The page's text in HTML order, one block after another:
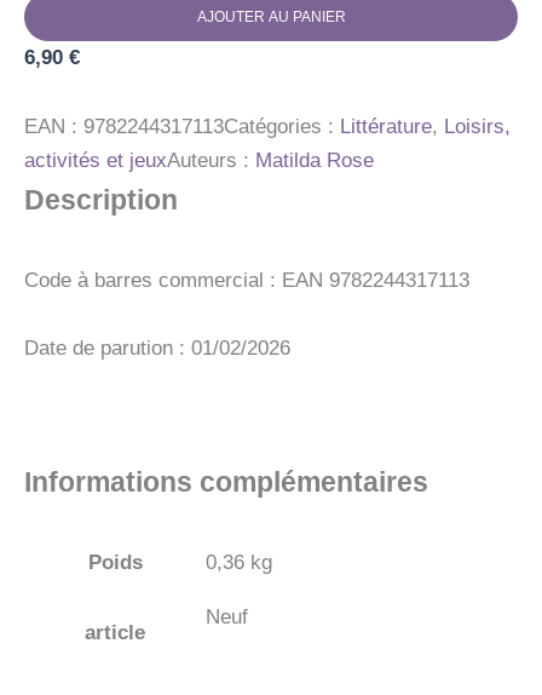
CHER
ET
LA
FERME
AJOUTER AU PANIER
6,90 €
EAN : 9782244317113Catégories : Littérature, Loisirs,
activités et jeuxAuteurs : Matilda Rose
Description
Code à barres commercial : EAN 9782244317113
Date de parution : 01/02/2026
Informations complémentaires
Poids 0,36 kg
article
Neuf